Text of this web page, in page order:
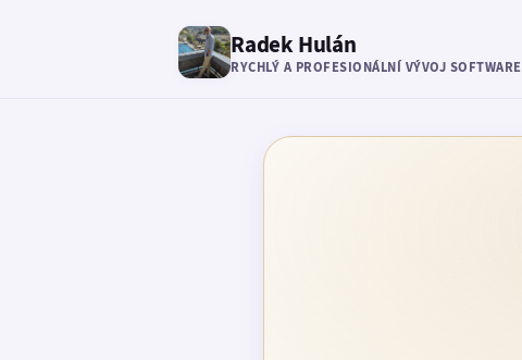
Radek Hulán
RYCHLÝ A PROFESIONÁLNÍ VÝVOJ SOFTWARE